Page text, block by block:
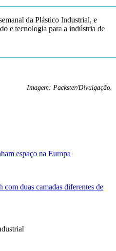
da Plástico Industrial, e
e tecnologia para a indústria de
Imagem: Packster/Divulgação.
espaço na Europa
duas camadas diferentes de